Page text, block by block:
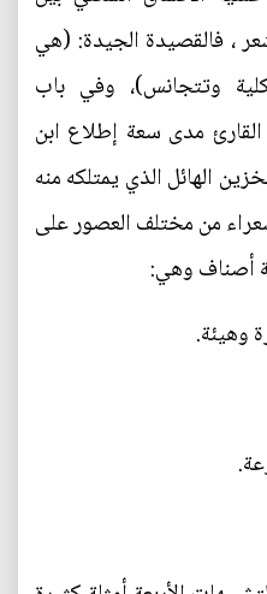
، فالقصيدة الجيدة: (هي
وتتجانس)، وفي باب
مدى سعة إطلاع ابن
الهائل الذي يمتلكه منه
من مختلف العصور على
أصناف وهي: